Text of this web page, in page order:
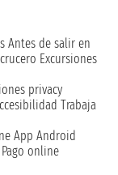
Antes de salir en
Excursiones
privacy
Trabaja
App Android
Pago online